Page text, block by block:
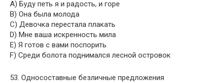
A) Буду петь я и радость, и горе
B) Она была молода
C) Девочка перестала плакать
D) Мне ваша искренность мила
E) Я готов с вами поспорить
F) Среди болота поднимался лесной островок
53. Односоставные безличные предложения